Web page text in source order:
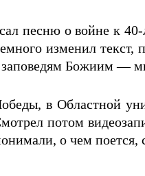
песню о войне к
изменил
заповедям Божиим —
в Областной
потом
о чем поется,